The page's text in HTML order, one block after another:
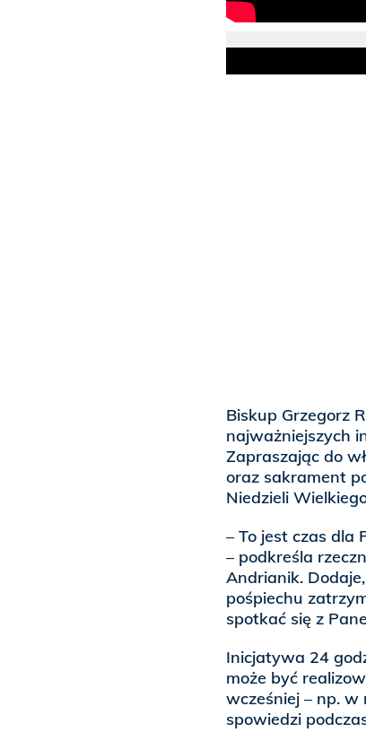
Biskup Grzegorz
najważniejszych
Zapraszając do
oraz sakrament
Niedzieli
– To jest czas dla
– podkreśla
Andrianik.
pośpiechu
spotkać się z
Inicjatywa 24
może być
wcześniej – np. w
spowiedzi